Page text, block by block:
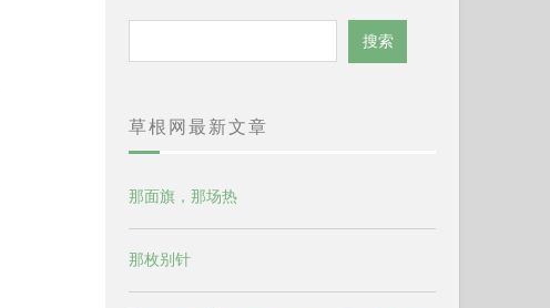
索
搜索
草根网最新文章
那面旗，那场热
那枚别针